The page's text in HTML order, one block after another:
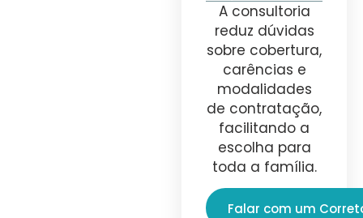
A consultoria
reduz dúvidas
sobre cobertura,
carências e
modalidades
de contratação,
facilitando a
escolha para
toda a família.
Falar com um